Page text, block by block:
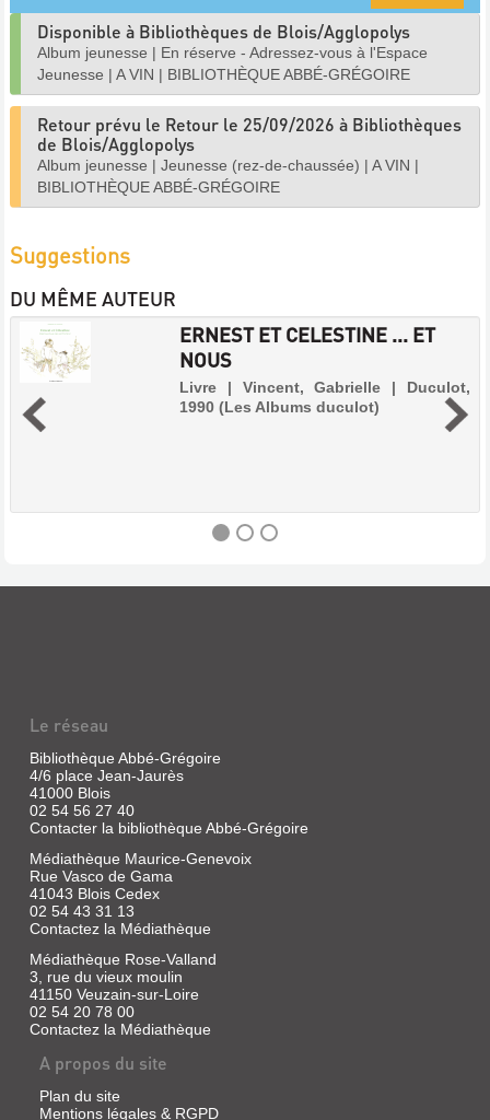
Disponible à Bibliothèques de Blois/Agglopolys
Album jeunesse | En réserve - Adressez-vous à l'Espace
Jeunesse | A VIN | BIBLIOTHÈQUE ABBÉ-GRÉGOIRE
Retour prévu le Retour le 25/09/2026 à Bibliothèques
de Blois/Agglopolys
Album jeunesse | Jeunesse (rez-de-chaussée) | A VIN |
BIBLIOTHÈQUE ABBÉ-GRÉGOIRE
Suggestions
DU MÊME AUTEUR
ERNEST ET CELESTINE ... ET
NOUS
Livre | Vincent, Gabrielle | Duculot,
1990 (Les Albums duculot)
NOUS
Livre
Vincent,
Gabrielle
Duculot,
1990
(Les
Albums
duculot)
LE
Livre
Vincent,
Le réseau
Bibliothèque Abbé-Grégoire
4/6 place Jean-Jaurès
41000 Blois
02 54 56 27 40
Contacter la bibliothèque Abbé-Grégoire
Médiathèque Maurice-Genevoix
Rue Vasco de Gama
41043 Blois Cedex
02 54 43 31 13
Contactez la Médiathèque
Médiathèque Rose-Valland
3, rue du vieux moulin
41150 Veuzain-sur-Loire
02 54 20 78 00
Contactez la Médiathèque
A propos du site
Plan du site
Mentions légales & RGPD